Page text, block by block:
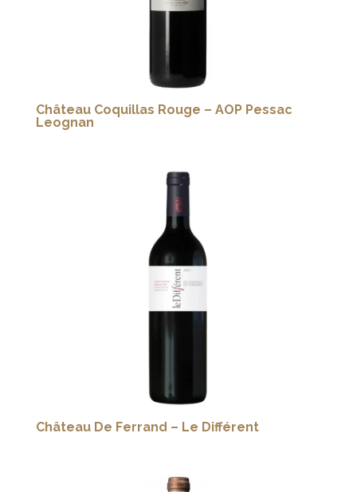
Château Coquillas Rouge – AOP Pessac
Leognan
Château De Ferrand – Le Différent